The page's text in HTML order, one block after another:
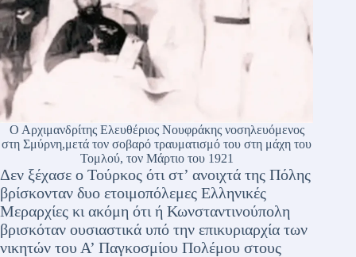
Ο Αρχιμανδρίτης Ελευθέριος Νουφράκης νοσηλευόμενος
στη Σμύρνη,μετά τον σοβαρό τραυματισμό του στη μάχη του
Τομλού, τον Μάρτιο του 1921
Δεν ξέχασε ο Τούρκος ότι στ’ ανοιχτά της Πόλης
βρίσκονταν δυο ετοιμοπόλεμες Ελληνικές
Μεραρχίες κι ακόμη ότι ή Κωνσταντινούπολη
βρισκόταν ουσιαστικά υπό την επικυριαρχία των
νικητών του Α’ Παγκοσμίου Πολέμου στους